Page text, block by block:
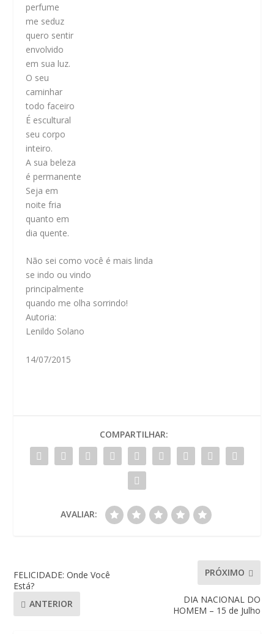
perfume
me seduz
quero sentir
envolvido
em sua luz.
O seu
caminhar
todo faceiro
É escultural
seu corpo
inteiro.
A sua beleza
é permanente
Seja em
noite fria
quanto em
dia quente.
Não sei como você é mais linda
se indo ou vindo
principalmente
quando me olha sorrindo!
Autoria:
Lenildo Solano
14/07/2015
COMPARTILHAR:
AVALIAR:
FELICIDADE: Onde Você
Está?
ANTERIOR
PRÓXIMO
DIA NACIONAL DO
HOMEM – 15 de Julho